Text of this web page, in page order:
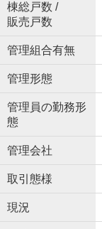
棟総戸数 /
販売戸数
管理組合有無
管理形態
管理員の勤務形
態
管理会社
取引態様
現況